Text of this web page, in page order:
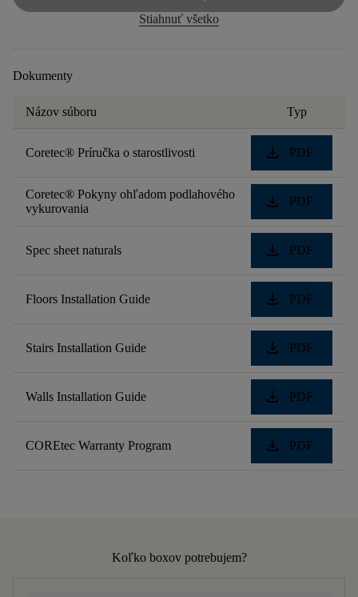
Stiahnuť všetko
Dokumenty
Názov súboru Typ
Coretec® Príručka o starostlivosti download PDF
Coretec® Pokyny ohľadom podlahového
vykurovania
download PDF
Spec sheet naturals download PDF
Floors Installation Guide download PDF
Stairs Installation Guide download PDF
Walls Installation Guide download PDF
COREtec Warranty Program download PDF
Koľko boxov potrebujem?